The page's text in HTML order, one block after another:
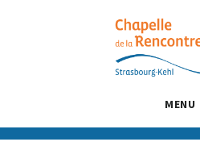
MENU